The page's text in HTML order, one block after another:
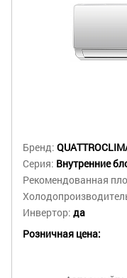
Бренд:
Серия: Внутренние
Рекомендованная
Инвертор: да
Розничная цена: